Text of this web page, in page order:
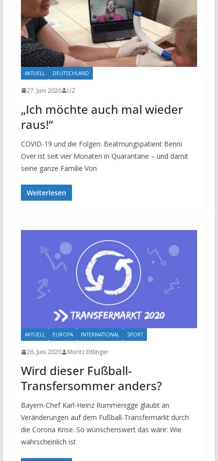
AKTUELL DEUTSCHLAND
27. Juni 2020 UZ
„Ich möchte auch mal wieder
raus!“
COVID-19 und die Folgen: Beatmungspatient Benni
Over ist seit vier Monaten in Quarantäne – und damit
seine ganze Familie Von
Weiterlesen
AKTUELL EUROPA INTERNATIONAL SPORT
26. Juni 2020 Moritz Ettlinger
Wird dieser Fußball-
Transfersommer anders?
Bayern-Chef Karl-Heinz Rummenigge glaubt an
Veränderungen auf dem Fußball-Transfermarkt durch
die Corona Krise. So wünschenswert das wäre: Wie
wahrscheinlich ist